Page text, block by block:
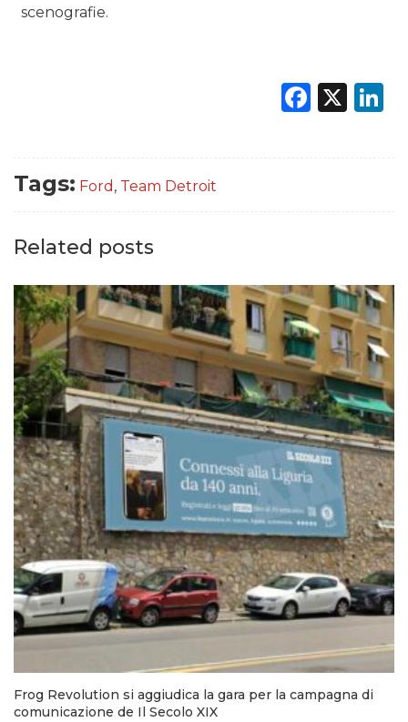
scenografie.
X
Tags: Ford , Team Detroit
Related posts
Frog Revolution si aggiudica la gara per la campagna di
comunicazione de Il Secolo XIX